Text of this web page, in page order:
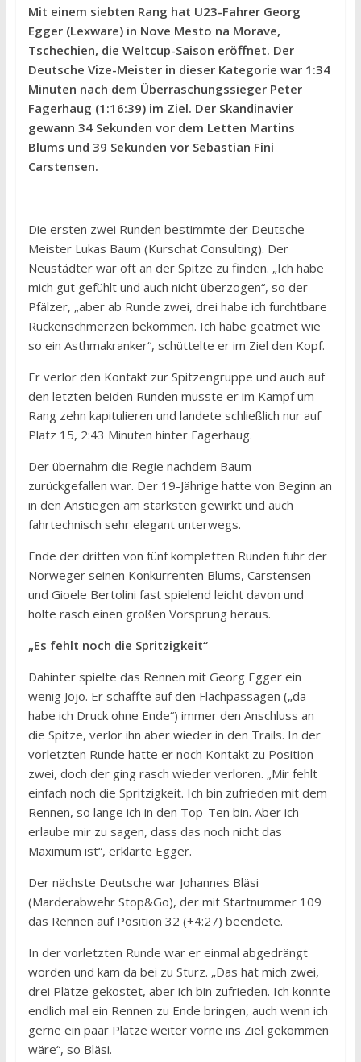
Mit einem siebten Rang hat U23-Fahrer Georg
Egger (Lexware) in Nove Mesto na Morave,
Tschechien, die Weltcup-Saison eröffnet. Der
Deutsche Vize-Meister in dieser Kategorie war 1:34
Minuten nach dem Überraschungssieger Peter
Fagerhaug (1:16:39) im Ziel. Der Skandinavier
gewann 34 Sekunden vor dem Letten Martins
Blums und 39 Sekunden vor Sebastian Fini
Carstensen.
Die ersten zwei Runden bestimmte der Deutsche
Meister Lukas Baum (Kurschat Consulting). Der
Neustädter war oft an der Spitze zu finden. „Ich habe
mich gut gefühlt und auch nicht überzogen“, so der
Pfälzer, „aber ab Runde zwei, drei habe ich furchtbare
Rückenschmerzen bekommen. Ich habe geatmet wie
so ein Asthmakranker“, schüttelte er im Ziel den Kopf.
Er verlor den Kontakt zur Spitzengruppe und auch auf
den letzten beiden Runden musste er im Kampf um
Rang zehn kapitulieren und landete schließlich nur auf
Platz 15, 2:43 Minuten hinter Fagerhaug.
Der übernahm die Regie nachdem Baum
zurückgefallen war. Der 19-Jährige hatte von Beginn an
in den Anstiegen am stärksten gewirkt und auch
fahrtechnisch sehr elegant unterwegs.
Ende der dritten von fünf kompletten Runden fuhr der
Norweger seinen Konkurrenten Blums, Carstensen
und Gioele Bertolini fast spielend leicht davon und
holte rasch einen großen Vorsprung heraus.
„Es fehlt noch die Spritzigkeit“
Dahinter spielte das Rennen mit Georg Egger ein
wenig Jojo. Er schaffte auf den Flachpassagen („da
habe ich Druck ohne Ende“) immer den Anschluss an
die Spitze, verlor ihn aber wieder in den Trails. In der
vorletzten Runde hatte er noch Kontakt zu Position
zwei, doch der ging rasch wieder verloren. „Mir fehlt
einfach noch die Spritzigkeit. Ich bin zufrieden mit dem
Rennen, so lange ich in den Top-Ten bin. Aber ich
erlaube mir zu sagen, dass das noch nicht das
Maximum ist“, erklärte Egger.
Der nächste Deutsche war Johannes Bläsi
(Marderabwehr Stop&Go), der mit Startnummer 109
das Rennen auf Position 32 (+4:27) beendete.
In der vorletzten Runde war er einmal abgedrängt
worden und kam da bei zu Sturz. „Das hat mich zwei,
drei Plätze gekostet, aber ich bin zufrieden. Ich konnte
endlich mal ein Rennen zu Ende bringen, auch wenn ich
gerne ein paar Plätze weiter vorne ins Ziel gekommen
wäre“, so Bläsi.